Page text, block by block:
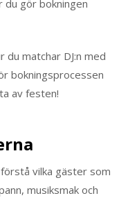
du gör bokningen
matchar DJ:n med
bokningsprocessen
av festen!
vilka gäster som
musiksmak och